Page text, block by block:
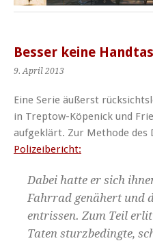
Besser keine
9. April 2013
Eine Serie äußerst
in Treptow-Köpenick und
aufgeklärt. Zur Methode des
Polizeibericht:
Dabei hatte er sich
Fahrrad genähert und
entrissen. Zum Teil
Taten sturzbedingte,